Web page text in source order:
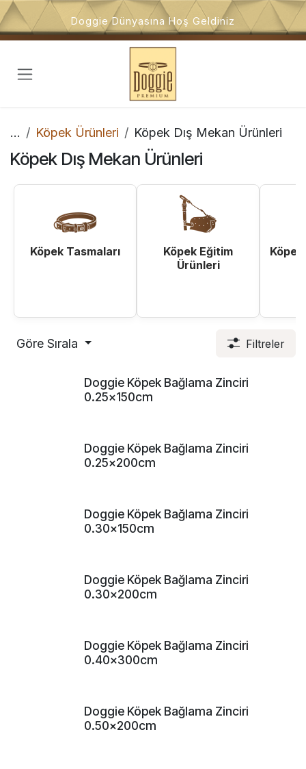
İçeriğe atla
Doggie Dünyasına Hoş Geldiniz
... Köpek Ürünleri Köpek Dış Mekan Ürünleri
Köpek Dış Mekan Ürünleri
Köpek Tasmaları
Köpek Eğitim
Ürünleri
Göre Sırala Filtreler
Doggie Köpek Bağlama Zinciri
0.25x150cm
Doggie Köpek Bağlama Zinciri
0.25x200cm
Doggie Köpek Bağlama Zinciri
0.30x150cm
Doggie Köpek Bağlama Zinciri
0.30x200cm
Doggie Köpek Bağlama Zinciri
0.40x300cm
Doggie Köpek Bağlama Zinciri
0.50x200cm